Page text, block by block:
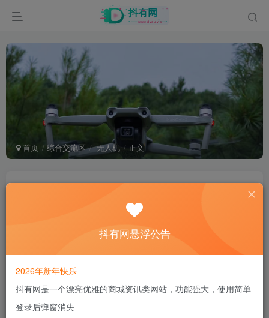
首页 综合交流区 无人机 正文
抖有网悬浮公告
2026年新年快乐
抖有网是一个漂亮优雅的商城资讯类网站，功能强大，使用简单
登录后弹窗消失